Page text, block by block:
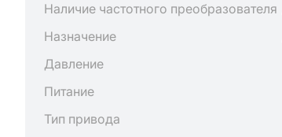
Наличие частотного преобразователя
Назначение
Давление
Питание
Тип привода